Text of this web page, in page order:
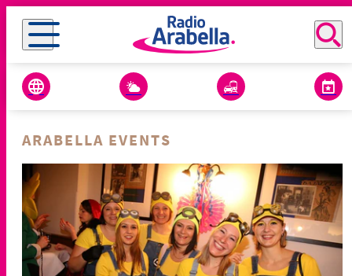
ARABELLA EVENTS